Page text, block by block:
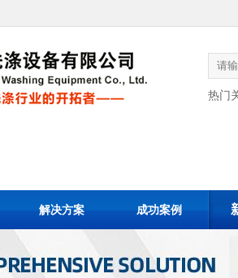
热门
解决方案 成功案例